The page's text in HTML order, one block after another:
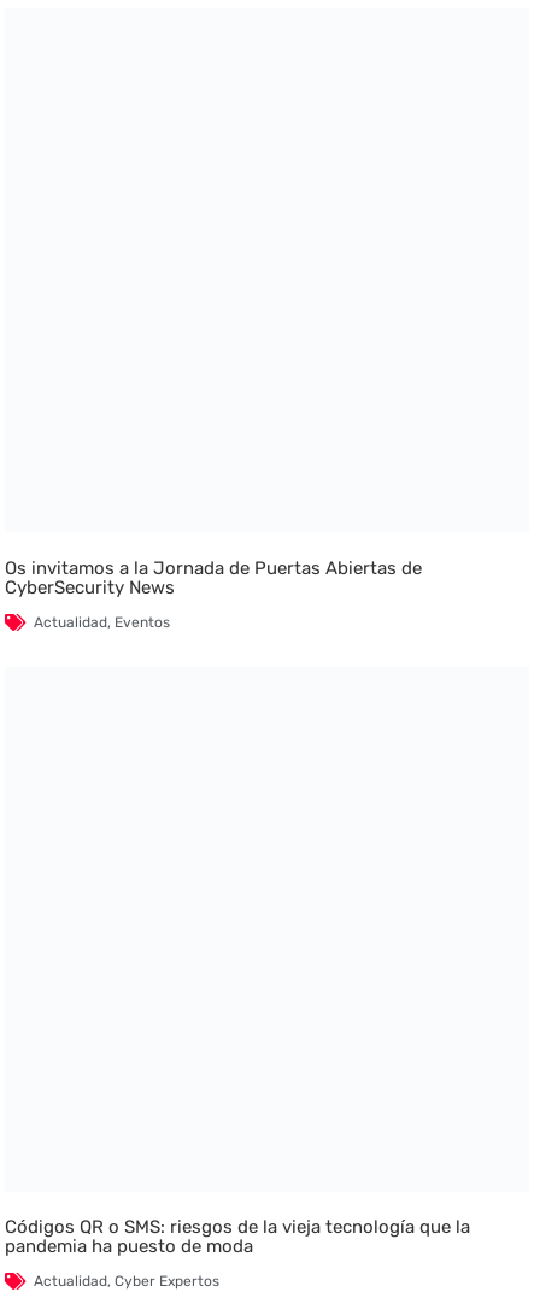
Os invitamos a la Jornada de Puertas Abiertas de
CyberSecurity News
Actualidad, Eventos
Códigos QR o SMS: riesgos de la vieja tecnología que la
pandemia ha puesto de moda
Actualidad,Cyber Expertos